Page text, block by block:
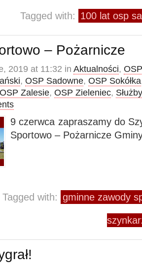
Tagged with: 100 lat osp
– Pożarnicze
2019 at 11:32 in Aktualności,
, OSP Sadowne, OSP Sokółka
OSP Zalesie, OSP Zieleniec, Służby
9 czerwca zapraszamy do
Sportowo – Pożarnicze
Tagged with: gminne zawody